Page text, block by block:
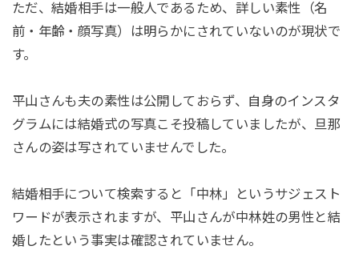
ただ、結婚相手は一般人であるため、詳しい素性（名
前・年齢・顔写真）は明らかにされていないのが現状で
す。
平山さんも夫の素性は公開しておらず、自身のインスタ
グラムには結婚式の写真こそ投稿していましたが、旦那
さんの姿は写されていませんでした。
結婚相手について検索すると「中林」というサジェスト
ワードが表示されますが、平山さんが中林姓の男性と結
婚したという事実は確認されていません。